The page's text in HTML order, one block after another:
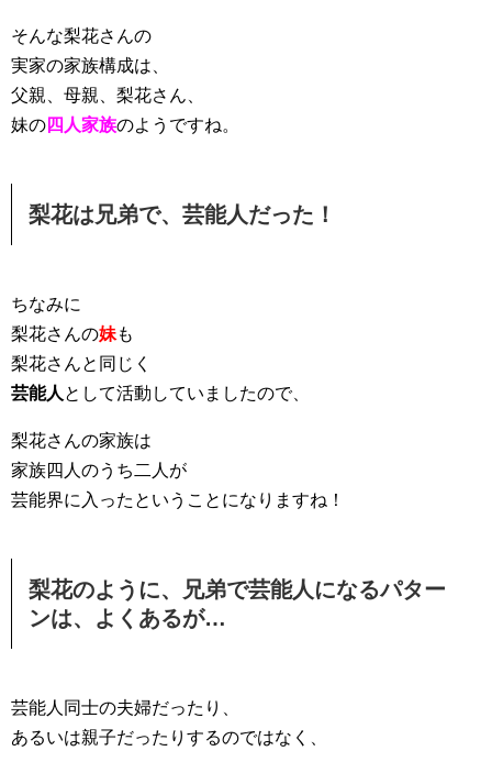
そんな梨花さんの
実家の家族構成は、
父親、母親、梨花さん、
妹の四人家族のようですね。
梨花は兄弟で、芸能人だった！
ちなみに
梨花さんの妹も
梨花さんと同じく
芸能人 として活動していましたので、
梨花さんの家族は
家族四人のうち二人が
芸能界に入ったということになりますね！
梨花のように、兄弟で芸能人になるパター
ンは、よくあるが…
芸能人同士の夫婦だったり、
あるいは親子だったりするのではなく、